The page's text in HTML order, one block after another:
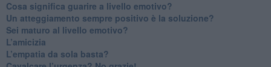
Cosa significa guarire a livello emotivo?
​Un atteggiamento sempre positivo è la soluzione?
​Sei maturo al livello emotivo?
​L’amicizia
​L’empatia da sola basta?